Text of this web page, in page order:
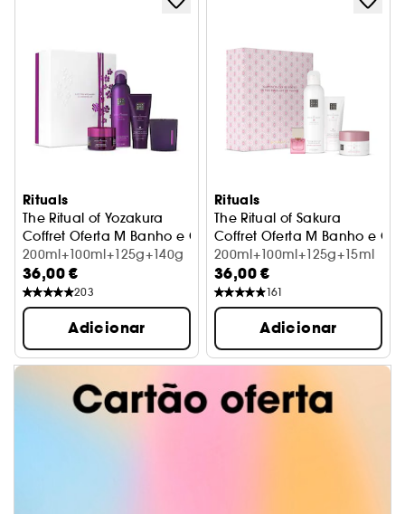
Rituals
The Ritual of Yozakura
Coffret Oferta M Banho e Corpo
200ml+100ml+125g+140g
36,00 €
203
Adicionar
Rituals
The Ritual of Sakura
Coffret Oferta M Banho e
200ml+100ml+125g+15ml
36,00 €
161
Adicionar